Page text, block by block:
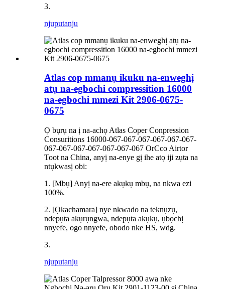
3.
njuputanju
Atlas cop mmanụ ikuku na-enweghị
atụ na-egbochi compressition 16000
na-egbochi mmezi Kit 2906-0675-
0675
Ọ bụrụ na ị na-achọ Atlas Coper Conpression
Consuritions 16000-067-067-067-067-067-067-
067-067-067-067-067-067-067 OrCco Airtor
Toot na China, anyị na-enye gị ihe atọ iji zụta na
ntụkwasị obi:
1. [Mbụ] Anyị na-ere akụkụ mbụ, na nkwa ezi
100%.
2. [Ọkachamara] nye nkwado na teknụzụ,
ndepụta akụrụngwa, ndepụta akụkụ, ụbọchị
nnyefe, ogo nnyefe, obodo nke HS, wdg.
3.
njuputanju